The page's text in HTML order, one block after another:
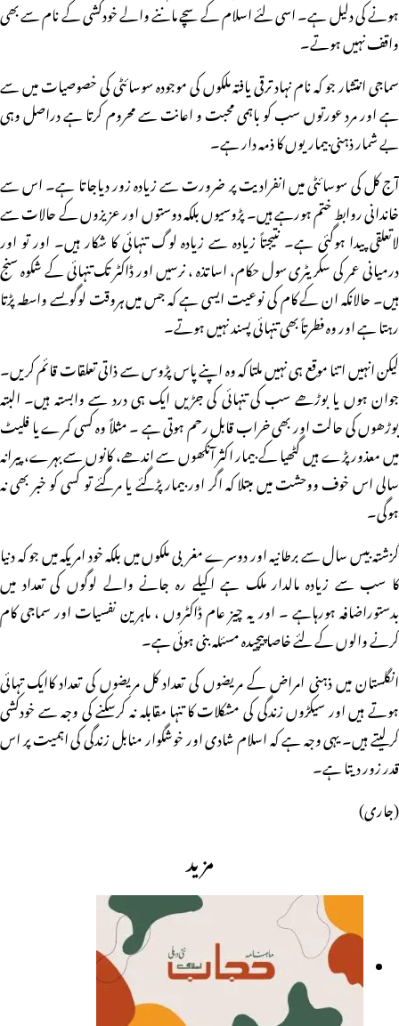
ہونے کی دلیل ہے۔ اسی لئے اسلام کے سچے ماننے والے خودکشی کے نام سے بھی
واقف نہیں ہوتے۔
سماجی انتشار جو کہ نام نہاد ترقی یافتہ ملکوں کی موجودہ سوسائٹی کی خصوصیات میں سے
ہے اور مرد عورتوں سب کو باہمی محبت و اعانت سے محروم کرتا ہے دراصل وہی
بے شمار ذہنی بیماریوں کا ذمہ دار ہے۔
آج کل کی سوسائٹی میں انفرادیت پر ضرورت سے زیادہ زور دیاجاتا ہے۔ اس سے
خاندانی روابط ختم ہورہے ہیں۔ پڑوسیوں بلکہ دوستوں اور عزیزوں کے حالات سے
لاتعلقی پیدا ہوگئی ہے۔ نتیجتاً زیادہ سے زیادہ لوگ تنہائی کا شکار ہیں۔ اور تو اور
درمیانی عمر کی سکریٹری سول حکام، اساتذہ ، نرسیں اور ڈاکٹر تک تنہائی کے شکوہ سنج
ہیں۔ حالانکہ ان کے کام کی نوعیت ایسی ہے کہ جس میں ہروقت لوگوںسے واسطہ پڑتا
رہتا ہے اور وہ فطرتاً بھی تنہائی پسند نہیں ہوتے۔
لیکن انہیں اتنا موقع ہی نہیں ملتا کہ وہ اپنے پاس پڑوس سے ذاتی تعلقات قائم کریں۔
جوان ہوں یا بوڑھے سب کی تنہائی کی جڑیں ایک ہی درد سے وابستہ ہیں۔ البتہ
بوڑھوں کی حالت اور بھی خراب قابل رحم ہوتی ہے ۔ مثلاً وہ کسی کمرے یا فلیٹ
میں معذور پڑے ہیں گٹھیا کے بیمار اکثر آنکھوں سے اندھے، کانوں سے بہرے، پیرانہ
سالی اس خوف ووحشت میں مبتلا کہ اگر اور بیمار پڑگئے یا مرگئے تو کسی کو خبر بھی نہ
ہوگی۔
گزشتہ بیس سال سے برطانیہ اور دوسرے مغربی ملکوں میں بلکہ خود امریکہ میں جو کہ دنیا
کا سب سے زیادہ مالدار ملک ہے اکیلے رہ جانے والے لوگوں کی تعداد میں
بدستوراضافہ ہورہاہے ۔ اور یہ چیز عام ڈاکٹروں ، ماہرین نفسیات اور سماجی کام
کرنے والوں کے لئے خاصا پیچیدہ مسئلہ بنی ہوئی ہے۔
انگلستان میں ذہنی امراض کے مریضوں کی تعداد کل مریضوں کی تعداد کاایک تہائی
ہوتے ہیں اور سیکڑوں زندگی کی مشکلات کا تنہا مقابلہ نہ کرسکنے کی وجہ سے خودکشی
کرلیتے ہیں۔ یہی وجہ ہے کہ اسلام شادی اور خوشگوار منابل زندگی کی اہمیت پر اس
قدر زور دیتا ہے۔
(جاری)
مزید